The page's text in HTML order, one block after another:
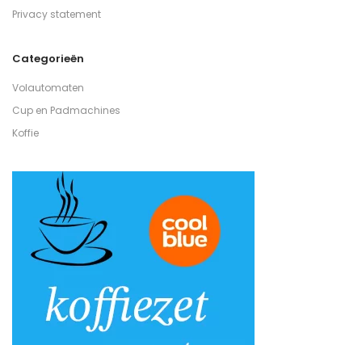
Privacy statement
Categorieën
Volautomaten
Cup en Padmachines
Koffie